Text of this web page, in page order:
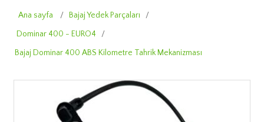
Ana sayfa / Bajaj Yedek Parçaları
/
Dominar 400 - EURO4
/
Bajaj Dominar 400 ABS Kilometre Tahrik Mekanizması